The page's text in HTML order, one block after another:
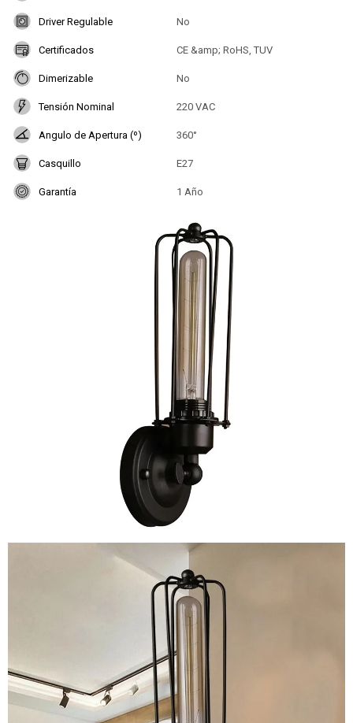
Driver Regulable No
Certificados CE &amp; RoHS, TUV
Dimerizable No
Tensión Nominal 220 VAC
Angulo de Apertura (º) 360°
Casquillo E27
Garantía 1 Año